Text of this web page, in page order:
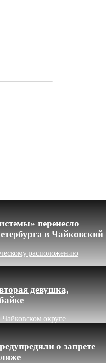
перенесло
в Чайковский
расположению
девушка,
округе
о запрете